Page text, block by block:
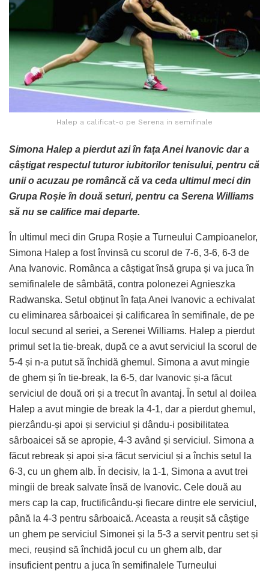
Halep a calificat-o pe Serena in semifinale
Simona Halep a pierdut azi în fața Anei Ivanovic dar a
câștigat respectul tuturor iubitorilor tenisului, pentru că
unii o acuzau pe româncă că va ceda ultimul meci din
Grupa Roșie în două seturi, pentru ca Serena Williams
să nu se califice mai departe.
În ultimul meci din Grupa Roșie a Turneului Campioanelor,
Simona Halep a fost învinsă cu scorul de 7-6, 3-6, 6-3 de
Ana Ivanovic. Românca a câștigat însă grupa și va juca în
semifinalele de sâmbătă, contra polonezei Agnieszka
Radwanska. Setul obținut în fața Anei Ivanovic a echivalat
cu eliminarea sârboaicei și calificarea în semifinale, de pe
locul secund al seriei, a Serenei Williams. Halep a pierdut
primul set la tie-break, după ce a avut serviciul la scorul de
5-4 și n-a putut să închidă ghemul. Simona a avut mingie
de ghem și în tie-break, la 6-5, dar Ivanovic și-a făcut
serviciul de două ori și a trecut în avantaj. În setul al doilea
Halep a avut mingie de break la 4-1, dar a pierdut ghemul,
pierzându-și apoi și serviciul și dându-i posibilitatea
sârboaicei să se apropie, 4-3 având și serviciul. Simona a
făcut rebreak și apoi și-a făcut serviciul și a închis setul la
6-3, cu un ghem alb. În decisiv, la 1-1, Simona a avut trei
mingii de break salvate însă de Ivanovic. Cele două au
mers cap la cap, fructificându-și fiecare dintre ele serviciul,
până la 4-3 pentru sârboaică. Aceasta a reușit să câștige
un ghem pe serviciul Simonei și la 5-3 a servit pentru set și
meci, reușind să închidă jocul cu un ghem alb, dar
insuficient pentru a juca în semifinalele Turneului